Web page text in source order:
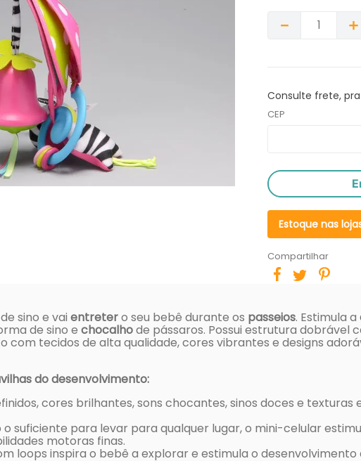
＋
－
Consulte frete,
CEP
Estoque nas
Compartilhar
sino e vai entretero seu bebê durante os passeios. Estimula a
de sino e chocalhode pássaros. Possui estrutura
com tecidos de alta qualidade, cores vibrantes e designs
do desenvolvimento:
cores brilhantes, sons chocantes, sinos doces e
o suficiente para levar para qualquer lugar, o mini-celular
motoras finas.
loops inspira o bebê a explorar e estimula o desenvolvimento